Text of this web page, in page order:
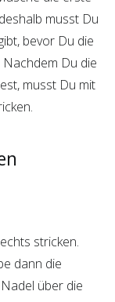
musst Du
bevor Du die
Du die
musst Du mit
stricken.
dann die
über die